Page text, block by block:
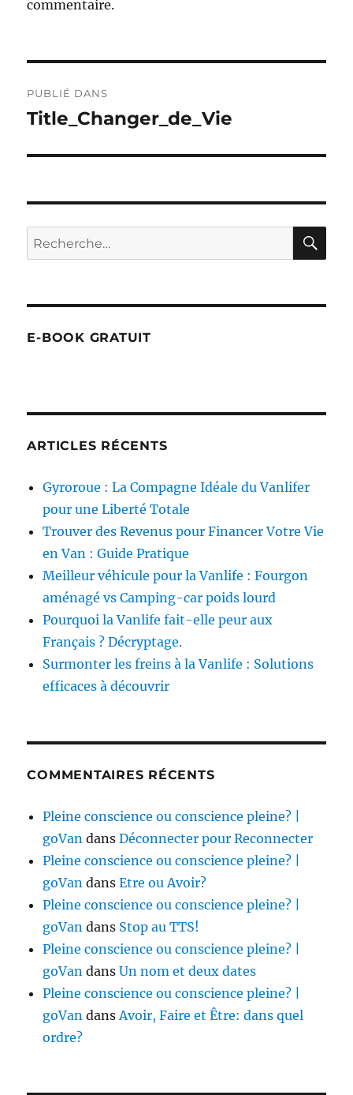
commentaire.
de
PUBLIÉ DANS
Title_Changer_de_Vie
Recherche
pour :
E-BOOK GRATUIT
ARTICLES RÉCENTS
Gyroroue : La Compagne Idéale du Vanlifer
pour une Liberté Totale
Trouver des Revenus pour Financer Votre Vie
en Van : Guide Pratique
Meilleur véhicule pour la Vanlife : Fourgon
aménagé vs Camping-car poids lourd
Pourquoi la Vanlife fait-elle peur aux
Français ? Décryptage.
Surmonter les freins à la Vanlife : Solutions
efficaces à découvrir
COMMENTAIRES RÉCENTS
Pleine conscience ou conscience pleine? |
goVan dansDéconnecter pour Reconnecter
Pleine conscience ou conscience pleine? |
goVan dansEtre ou Avoir?
Pleine conscience ou conscience pleine? |
goVan dans Stop au TTS!
Pleine conscience ou conscience pleine? |
goVan dansUn nom et deux dates
Pleine conscience ou conscience pleine? |
goVan dansAvoir, Faire et Être: dans quel
ordre?